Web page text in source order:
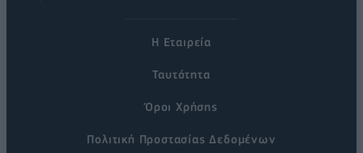
Η Εταιρεία
Ταυτότητα
Όροι Χρήσης
Πολιτική Προστασίας Δεδομένων